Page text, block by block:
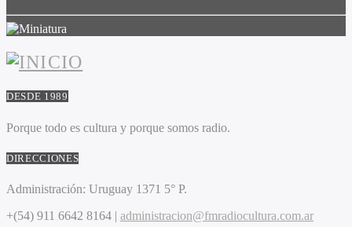
DESDE 1989
Porque todo es cultura y porque somos radio.
DIRECCIONES
Administración: Uruguay 1371 5° P.
+(54) 911 6642 8164 | administracion@fmradiocultura.com.ar